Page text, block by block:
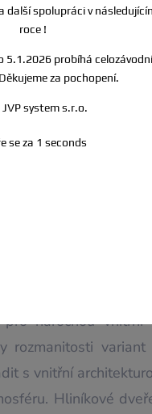
lehkým
pro náročnou
rozmanitosti
s vnitřní
Hliníkové
další spolupráci v
roce !
5.1.2026 probíhá celozávodní
za pochopení.
JVP system s.r.o.
se za 0 seconds